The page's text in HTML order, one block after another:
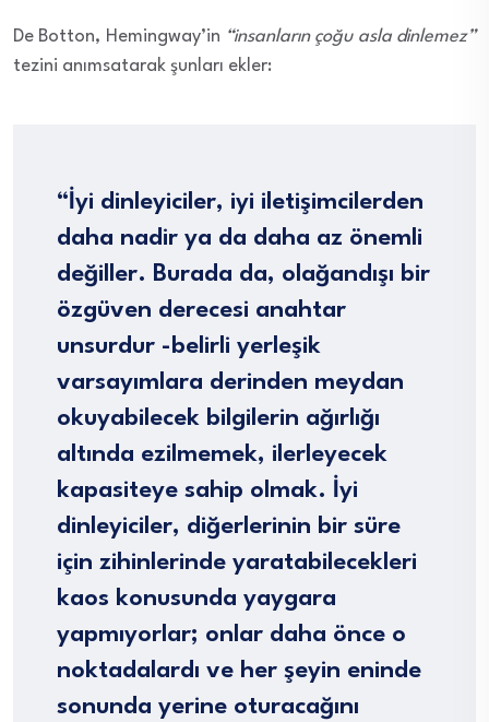
De Botton, Hemingway’in “insanların çoğu asla dinlemez”
tezini anımsatarak şunları ekler:
“İyi dinleyiciler, iyi iletişimcilerden
daha nadir ya da daha az önemli
değiller. Burada da, olağandışı bir
özgüven derecesi anahtar
unsurdur -belirli yerleşik
varsayımlara derinden meydan
okuyabilecek bilgilerin ağırlığı
altında ezilmemek, ilerleyecek
kapasiteye sahip olmak. İyi
dinleyiciler, diğerlerinin bir süre
için zihinlerinde yaratabilecekleri
kaos konusunda yaygara
yapmıyorlar; onlar daha önce o
noktadalardı ve her şeyin eninde
sonunda yerine oturacağını